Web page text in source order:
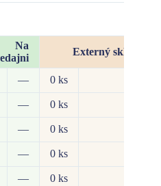
Na
Externý sklad SK
— 0 ks
— 0 ks
— 0 ks
— 0 ks
— 0 ks